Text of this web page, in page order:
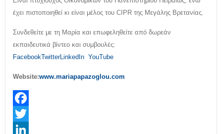
έχει πιστοποιηθεί κι είναι μέλος του CIPR της Μεγάλης Βρετανίας.
Συνδεθείτε με τη Μαρία και επωφεληθείτε από δωρεάν
εκπαιδευτικά βίντεο και συμβουλές:
FacebookTwitterLinkedIn YouTube
Website:www.mariapapazoglou.com
Facebook
Twitter